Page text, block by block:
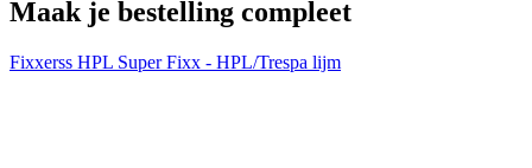
Maak je bestelling compleet
Fixxerss HPL Super Fixx - HPL/Trespa lijm